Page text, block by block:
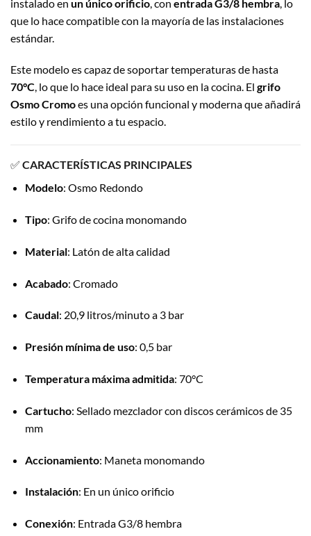
instalado en un único orificio , con entrada G3/8 hembra , lo
que lo hace compatible con la mayoría de las instalaciones
estándar.
Este modelo es capaz de soportar temperaturas de hasta
70°C, lo que lo hace ideal para su uso en la cocina. El grifo
Osmo Cromoes una opción funcional y moderna que añadirá
estilo y rendimiento a tu espacio.
✅ CARACTERÍSTICAS PRINCIPALES
Modelo: Osmo Redondo
Tipo: Grifo de cocina monomando
Material: Latón de alta calidad
Acabado: Cromado
Caudal: 20,9 litros/minuto a 3 bar
Presión mínima de uso: 0,5 bar
Temperatura máxima admitida: 70°C
Cartucho: Sellado mezclador con discos cerámicos de 35
mm
Accionamiento: Maneta monomando
Instalación: En un único orificio
Conexión: Entrada G3/8 hembra